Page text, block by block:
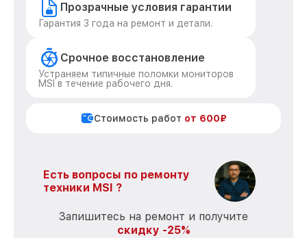
Прозрачные условия гарантии
Гарантия 3 года на ремонт и детали.
Срочное восстановление
Устраняем типичные поломки мониторов
MSI в течение рабочего дня.
Стоимость работ от 600₽
Есть вопросы по ремонту
техники MSI ?
Запишитесь на ремонт и получите
скидку -25%